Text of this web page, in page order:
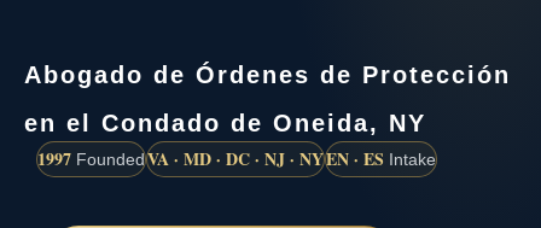
Abogado de Órdenes de Protección
en el Condado de Oneida, NY
1997 FoundedVA · MD · DC · NJ · NYEN · ES Intake